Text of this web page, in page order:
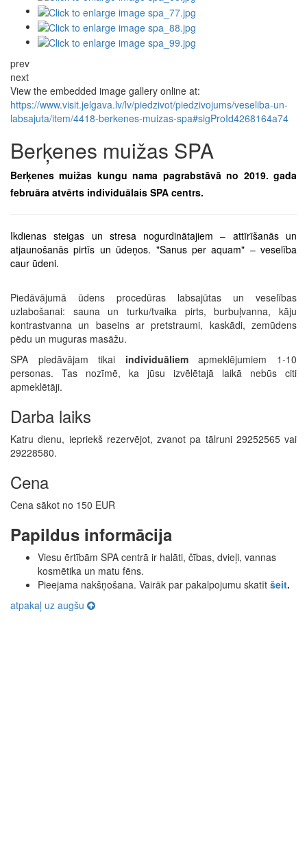
prev
next
View the embedded image gallery online at:
https://www.visit.jelgava.lv/lv/piedzivot/piedzivojums/veseliba-un-
labsajuta/item/4418-berkenes-muizas-spa#sigProId4268164a74
Berķenes muižas SPA
Berķenes muižas kungu nama pagrabstāvā no 2019. gada
februāra atvērts individuālais SPA centrs.
Ikdienas steigas un stresa nogurdinātajiem – attīrīšanās un
atjaunošanās pirtīs un ūdeņos. "Sanus per aquam" – veselība
caur ūdeni.
Piedāvājumā ūdens procedūras labsajūtas un veselības
uzlabošanai: sauna un turku/tvaika pirts, burbuļvanna, kāju
kontrastvanna un baseins ar pretstraumi, kaskādi, zemūdens
pēdu un muguras masāžu.
SPA piedāvājam tikai individuāliemapmeklējumiem 1-10
personas. Tas nozīmē, ka jūsu izvēlētajā laikā nebūs citi
apmeklētāji.
Darba laiks
Katru dienu, iepriekš rezervējot, zvanot pa tālruni 29252565 vai
29228580.
Cena
Cena sākot no 150 EUR
Papildus informācija
Viesu ērtībām SPA centrā ir halāti, čības, dvieļi, vannas
kosmētika un matu fēns.
Pieejama nakšņošana. Vairāk par pakalpojumu skatīt šeit.
atpakaļ uz augšu